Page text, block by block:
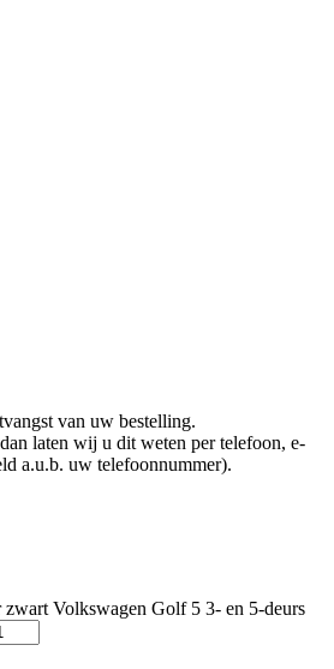
van uw bestelling.
laten wij u dit weten per telefoon, e-
a.u.b. uw telefoonnummer).
zwart Volkswagen Golf 5 3- en 5-deurs